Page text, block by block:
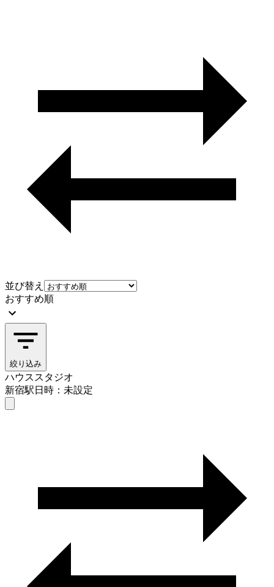
並び替え
おすすめ順
絞り込み
ハウススタジオ
新宿駅日時：未設定